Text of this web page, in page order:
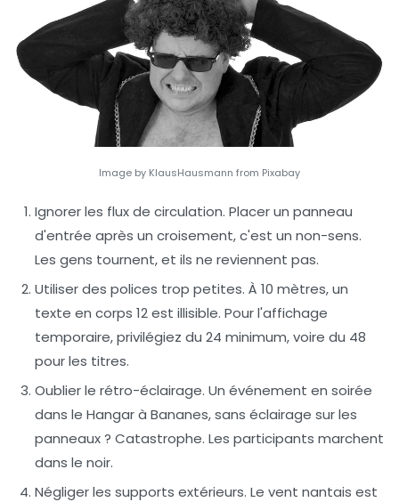
Image by KlausHausmann from Pixabay
Ignorer les flux de circulation. Placer un panneau
d'entrée après un croisement, c'est un non-sens.
Les gens tournent, et ils ne reviennent pas.
Utiliser des polices trop petites. À 10 mètres, un
texte en corps 12 est illisible. Pour l'affichage
temporaire, privilégiez du 24 minimum, voire du 48
pour les titres.
Oublier le rétro-éclairage. Un événement en soirée
dans le Hangar à Bananes, sans éclairage sur les
panneaux ? Catastrophe. Les participants marchent
dans le noir.
Négliger les supports extérieurs. Le vent nantais est